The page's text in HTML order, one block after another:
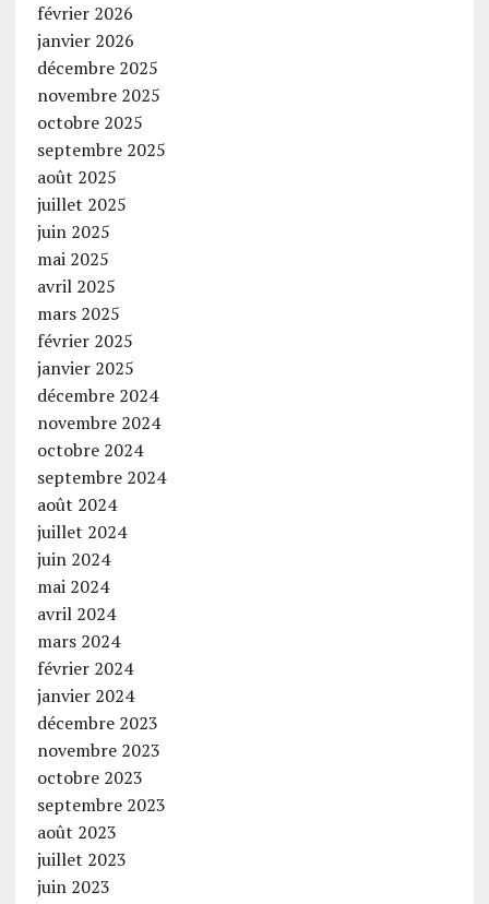
février 2026
janvier 2026
décembre 2025
novembre 2025
octobre 2025
septembre 2025
août 2025
juillet 2025
juin 2025
mai 2025
avril 2025
mars 2025
février 2025
janvier 2025
décembre 2024
novembre 2024
octobre 2024
septembre 2024
août 2024
juillet 2024
juin 2024
mai 2024
avril 2024
mars 2024
février 2024
janvier 2024
décembre 2023
novembre 2023
octobre 2023
septembre 2023
août 2023
juillet 2023
juin 2023